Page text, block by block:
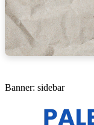
Banner: sidebar